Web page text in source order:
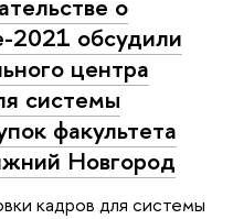
2021 обсудили
центра
системы
факультета
Новгород
кадров для системы